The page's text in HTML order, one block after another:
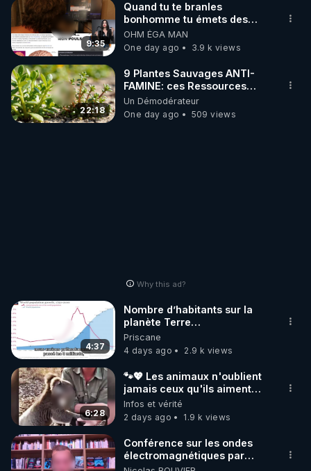
9:35
Quand tu te branles
bonhomme tu émets des
ondes ils ont juste omis de
t'expliquer
OHM ÉGA MAN
One day ago
3.9 k views
22:18
9 Plantes Sauvages ANTI-
FAMINE: ces Ressources
JARDIN&des Haies
Un Démodérateur
One day ago
509 views
Why this ad?
4:37
Nombre d’habitants sur la
planète Terre…
Priscane
4 days ago
2.9 k views
6:28
🐾💖 Les animaux n'oublient
jamais ceux qu'ils aiment…
🥹❤️
Infos et vérité
2 days ago
1.9 k views
Conférence sur les ondes
électromagnétiques par
Grégoire Caustru et Bart de